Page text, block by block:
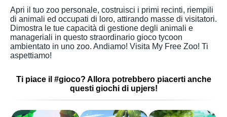
Apri il tuo zoo personale, costruisci i primi recinti, riempili
di animali ed occupati di loro, attirando masse di visitatori.
Dimostra le tue capacità di gestione degli animali e
manageriali in questo straordinario gioco tycoon
ambientato in uno zoo. Andiamo! Visita My Free Zoo! Ti
aspettiamo!
Ti piace il #gioco? Allora potrebbero piacerti anche
questi giochi di upjers!